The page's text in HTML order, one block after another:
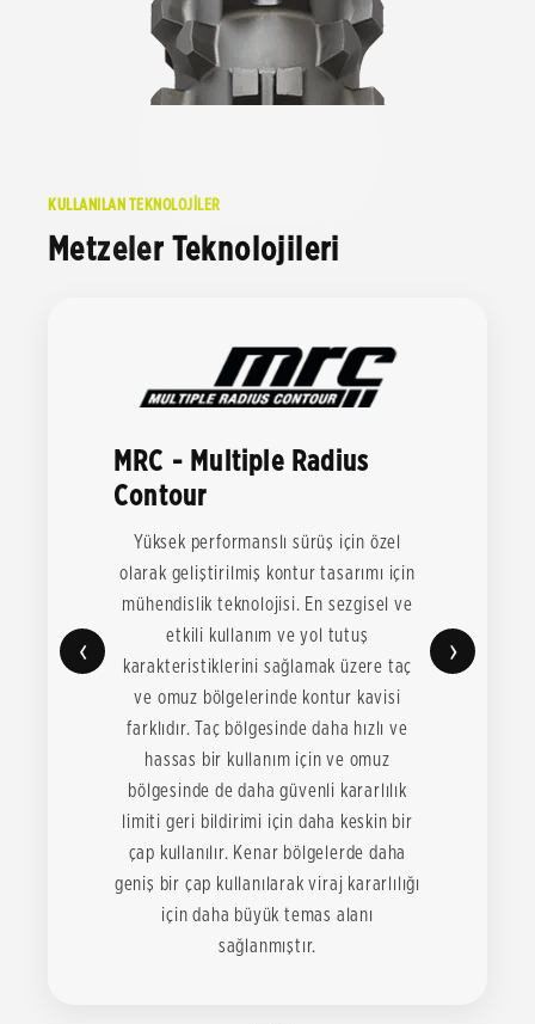
KULLANILAN TEKNOLOJİLER
Metzeler Teknolojileri
‹
MRC - Multiple Radius
Contour
Yüksek performanslı sürüş için özel
olarak geliştirilmiş kontur tasarımı için
mühendislik teknolojisi. En sezgisel ve
etkili kullanım ve yol tutuş
karakteristiklerini sağlamak üzere taç
ve omuz bölgelerinde kontur kavisi
farklıdır. Taç bölgesinde daha hızlı ve
hassas bir kullanım için ve omuz
bölgesinde de daha güvenli kararlılık
limiti geri bildirimi için daha keskin bir
çap kullanılır. Kenar bölgelerde daha
geniş bir çap kullanılarak viraj kararlılığı
için daha büyük temas alanı
sağlanmıştır.
›